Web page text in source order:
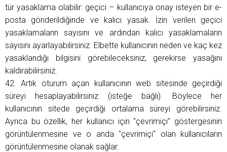
tür yasaklama olabilir: geçici – kullanıcıya onay isteyen bir e-
posta gönderildiğinde ve kalıcı yasak. İzin verilen geçici
yasaklamaların sayısını ve ardından kalıcı yasaklamaların
sayısını ayarlayabilirsiniz. Elbette kullanıcının neden ve kaç kez
yasaklandığı bilgisini görebileceksiniz, gerekirse yasağını
kaldırabilirsiniz.
42. Artık oturum açan kullanıcının web sitesinde geçirdiği
süreyi hesaplayabilirsiniz (isteğe bağlı). Böylece her
kullanıcının sitede geçirdiği ortalama süreyi görebilirsiniz.
Ayrıca bu özellik, her kullanıcı için "çevrimiçi" göstergesinin
görüntülenmesine ve o anda "çevrimiçi" olan kullanıcıların
görüntülenmesine olanak sağlar.